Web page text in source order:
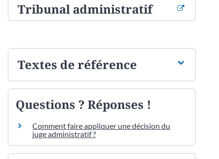
Tribunal administratif
Textes de référence
Questions ? Réponses !
Comment faire appliquer une décision du
juge administratif ?